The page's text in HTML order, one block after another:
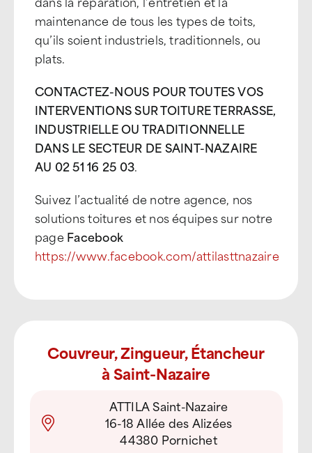
maintenance de tous les types de toits,
qu’ils soient industriels, traditionnels, ou
plats.
CONTACTEZ-NOUS POUR TOUTES VOS
INTERVENTIONS SUR TOITURE TERRASSE,
INDUSTRIELLE OU TRADITIONNELLE
DANS LE SECTEUR DE SAINT-NAZAIRE
AU 02 51 16 25 03.
Suivez l’actualité de notre agence, nos
solutions toitures et nos équipes sur notre
page Facebook
https://www.facebook.com/attilasttnazaire
Couvreur, Zingueur, Étancheur
à Saint-Nazaire
ATTILA Saint-Nazaire
16-18 Allée des Alizées
44380 Pornichet